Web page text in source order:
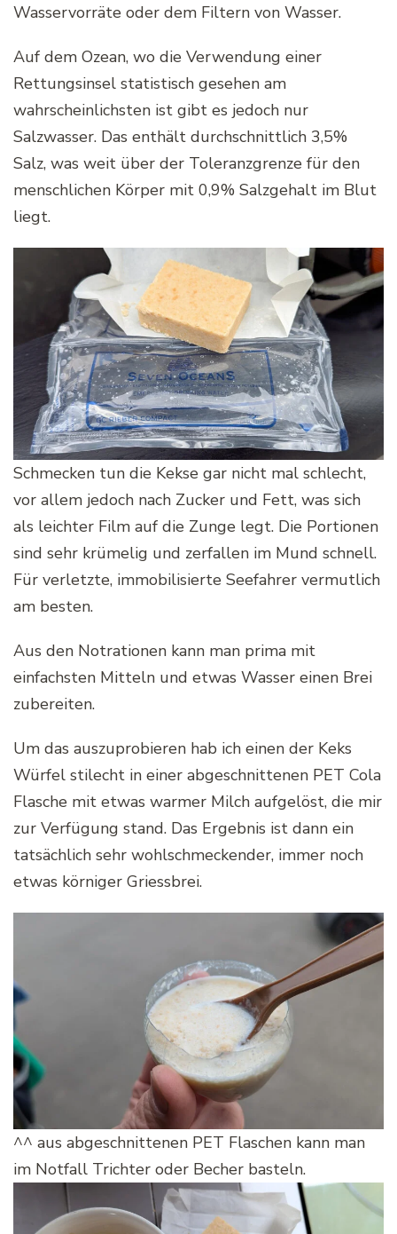
Wasservorräte oder dem Filtern von Wasser.
Auf dem Ozean, wo die Verwendung einer
Rettungsinsel statistisch gesehen am
wahrscheinlichsten ist gibt es jedoch nur
Salzwasser. Das enthält durchschnittlich 3,5%
Salz, was weit über der Toleranzgrenze für den
menschlichen Körper mit 0,9% Salzgehalt im Blut
liegt.
Schmecken tun die Kekse gar nicht mal schlecht,
vor allem jedoch nach Zucker und Fett, was sich
als leichter Film auf die Zunge legt. Die Portionen
sind sehr krümelig und zerfallen im Mund schnell.
Für verletzte, immobilisierte Seefahrer vermutlich
am besten.
Aus den Notrationen kann man prima mit
einfachsten Mitteln und etwas Wasser einen Brei
zubereiten.
Um das auszuprobieren hab ich einen der Keks
Würfel stilecht in einer abgeschnittenen PET Cola
Flasche mit etwas warmer Milch aufgelöst, die mir
zur Verfügung stand. Das Ergebnis ist dann ein
tatsächlich sehr wohlschmeckender, immer noch
etwas körniger Griessbrei.
^^ aus abgeschnittenen PET Flaschen kann man
im Notfall Trichter oder Becher basteln.